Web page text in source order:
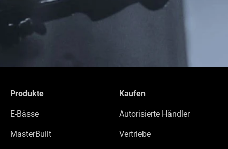
Produkte
E-Bässe
MasterBuilt
Kaufen
Autorisierte Händler
Vertriebe